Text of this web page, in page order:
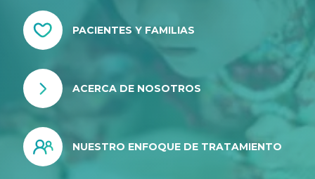
PACIENTES Y FAMILIAS
ACERCA DE NOSOTROS
NUESTRO ENFOQUE DE TRATAMIENTO